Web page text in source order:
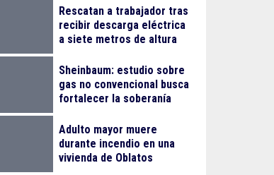
Rescatan a trabajador tras
recibir descarga eléctrica
a siete metros de altura
Sheinbaum: estudio sobre
gas no convencional busca
fortalecer la soberanía
Adulto mayor muere
durante incendio en una
vivienda de Oblatos